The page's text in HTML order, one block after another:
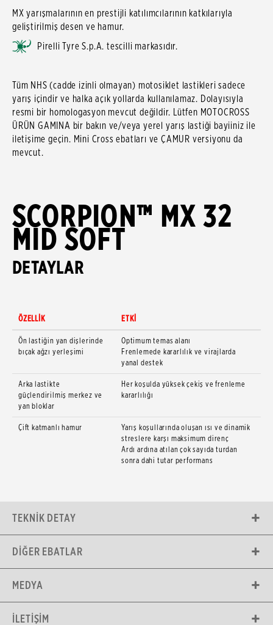
MX yarışmalarının en prestijli katılımcılarının katkılarıyla
geliştirilmiş desen ve hamur.
Pirelli Tyre S.p.A. tescilli markasıdır.
Tüm NHS (cadde izinli olmayan) motosiklet lastikleri sadece
yarış içindir ve halka açık yollarda kullanılamaz. Dolayısıyla
resmi bir homologasyon mevcut değildir. Lütfen MOTOCROSS
ÜRÜN GAMINA bir bakın ve/veya yerel yarış lastiği bayiiniz ile
iletişime geçin. Mini Cross ebatları ve ÇAMUR versiyonu da
mevcut.
SCORPION™ MX 32
MID SOFT
DETAYLAR
ÖZELLİK ETKİ
Ön lastiğin yan dişlerinde
bıçak ağzı yerleşimi
Optimum temas alanı
Frenlemede kararlılık ve virajlarda
yanal destek
Arka lastikte
güçlendirilmiş merkez ve
yan bloklar
Her koşulda yüksek çekiş ve frenleme
kararlılığı
Çift katmanlı hamur
Yarış koşullarında oluşan ısı ve dinamik
streslere karşı maksimum direnç
Ardı ardına atılan çok sayıda turdan
sonra dahi tutar performans
TEKNIK DETAY
DIĞER EBATLAR
MEDYA
İLETIŞIM